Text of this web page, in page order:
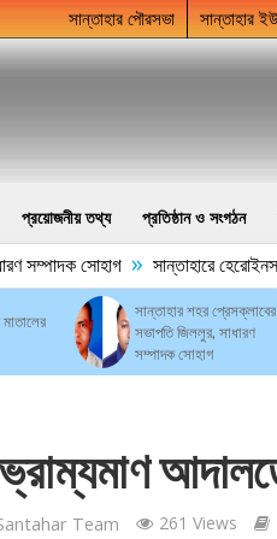
সান্তাহার পৌরসভা সান্তাহার
প্রয়োজনীয় তথ্য প্রতিষ্ঠান ও সংগঠন
সোহাগ » সান্তাহারে হেরোইনসহ
সান্তাহার শহর প্রেসক্লাবের
সভাপতি জিললুর, সাধারণ
সম্পাদক সোহাগ
ভ্রাম্যমাণ
Team 261 Views